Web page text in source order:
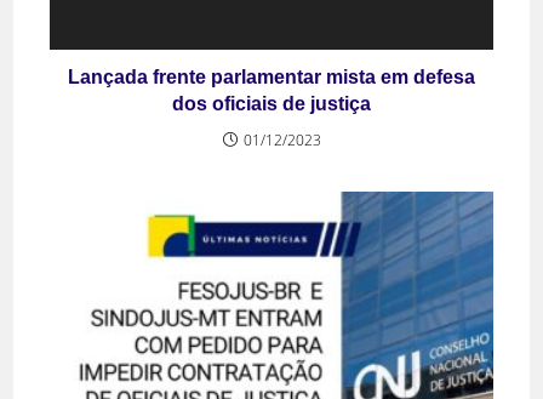
Lançada frente parlamentar mista em defesa
dos oficiais de justiça
01/12/2023